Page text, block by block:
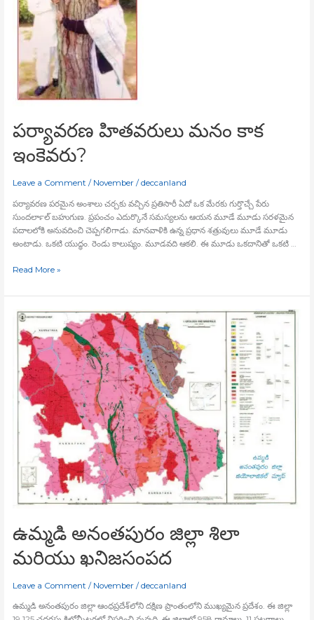
పర్యావరణ హితవరులు మనం కాక
ఇంకెవరు?
Leave a Comment / November /deccanland
పర్యావరణ పరమైన అంశాలు చర్చకు వచ్చిన ప్రతిసారీ ఏదో ఒక మేరకు గుర్తొచ్చే పేరు
సుందర్‍లాల్‍ బహుగుణ. ప్రపంచం ఎదుర్కొనే సమస్యలను ఆయన మూడే మూడు సరళమైన
పదాలలోకి అనువదించి చెప్పగలిగాడు. మానవాళికి ఉన్న ప్రధాన శత్రువులు మూడే మూడు
అంటాడు. ఒకటి యుద్ధం. రెండు కాలుష్యం. మూడవది ఆకలి. ఈ మూడు ఒకదానితో ఒకటి …
Read More »
ఉమ్మడి అనంతపురం జిల్లా శిలా
మరియు ఖనిజసంపద
Leave a Comment / November /deccanland
ఉమ్మడి అనంతపురం జిల్లా ఆంధప్రదేశ్‍లోని దక్షిణ ప్రాంతంలోని ముఖ్యమైన ప్రదేశం. ఈ జిల్లా
ఉమ్మడి
అనంతపురం
జిల్లా
మరియు
ఖనిజసంపద